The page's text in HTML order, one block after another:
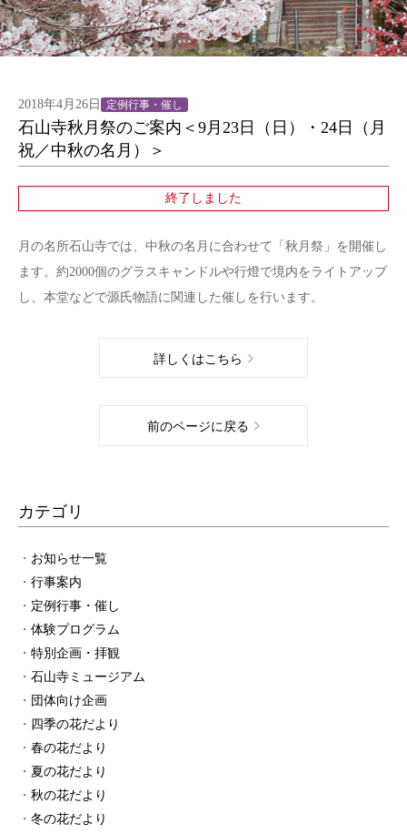
2018年4月26日 定例行事・催し
石山寺秋月祭のご案内＜9月23日（日）・24日（月
祝／中秋の名月）＞
終了しました
月の名所石山寺では、中秋の名月に合わせて「秋月祭」を開催し
ます。約2000個のグラスキャンドルや行燈で境内をライトアップ
し、本堂などで源氏物語に関連した催しを行います。
詳しくはこちら
前のページに戻る
カテゴリ
お知らせ一覧
行事案内
定例行事・催し
体験プログラム
特別企画・拝観
石山寺ミュージアム
団体向け企画
四季の花だより
春の花だより
夏の花だより
秋の花だより
冬の花だより